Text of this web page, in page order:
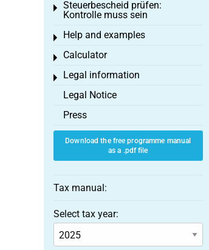
Steuerbescheid prüfen:
Kontrolle muss sein
Toggle menu
Help and examples
Toggle menu
Calculator
Toggle menu
Legal information
Toggle menu
Legal Notice
Press
Download the free programme manual
as a .pdf file
Tax manual:
Select tax year: